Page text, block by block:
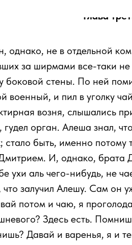
Глава
однако, не в отдельной
за ширмами все-таки не
боковой стены. По ней
военный, и пил в уголку
возня, слышались
орган. Алеша знал,
быть, именно потому
И, однако, брата
ухи аль чего-нибудь, не
залучил Алешу. Сам он
потом и чаю, я
Здесь есть.
Давай и варенья, я и